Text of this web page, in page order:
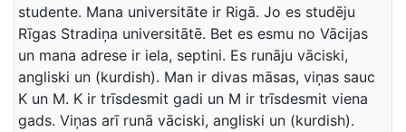
studente. Mana universitāte ir Rigā. Jo es studēju
Rīgas Stradiņa universitātē. Bet es esmu no Vācijas
un mana adrese ir iela, septini. Es runāju vāciski,
angliski un (kurdish). Man ir divas māsas, viņas sauc
K un M. K ir trīsdesmit gadi un M ir trīsdesmit viena
gads. Viņas arī runā vāciski, angliski un (kurdish).